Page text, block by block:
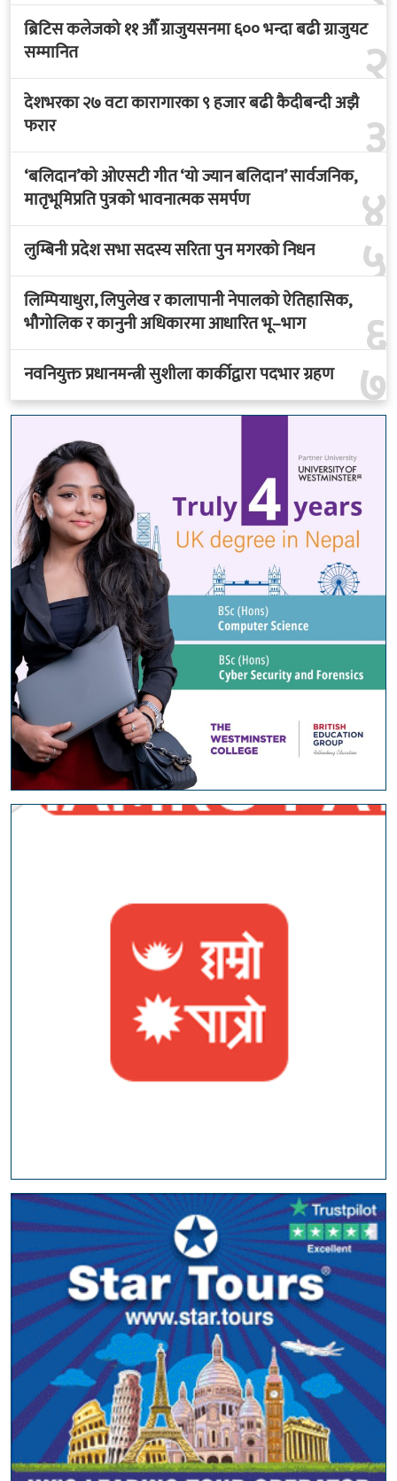
२
ब्रिटिस कलेजको ११ औँ ग्राजुयसनमा ६०० भन्दा बढी ग्राजुयट
सम्मानित
३
देशभरका २७ वटा कारागारका ९ हजार बढी कैदीबन्दी अझै
फरार
४
‘बलिदान’को ओएसटी गीत ‘यो ज्यान बलिदान’ सार्वजनिक,
मातृभूमिप्रति पुत्रको भावनात्मक समर्पण
५
लुम्बिनी प्रदेश सभा सदस्य सरिता पुन मगरको निधन
६
लिम्पियाधुरा, लिपुलेख र कालापानी नेपालको ऐतिहासिक,
भौगोलिक र कानुनी अधिकारमा आधारित भू–भाग
७
नवनियुक्त प्रधानमन्त्री सुशीला कार्कीद्वारा पदभार ग्रहण